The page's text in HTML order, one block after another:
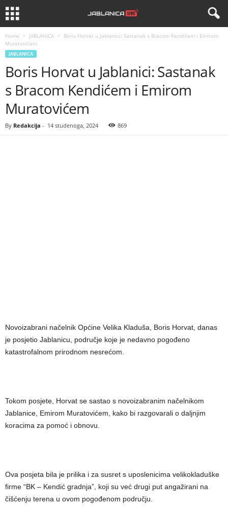
Home JABLANICA
Boris Horvat u Jablanici: Sastanak s Bracom Kendićem i Emirom
Muratovićem
JABLANICA
Boris Horvat u Jablanici: Sastanak
s Bracom Kendićem i Emirom
Muratovićem
By Redakcija - 14 studenoga, 2024 869
Novoizabrani načelnik Općine Velika Kladuša, Boris Horvat, danas
je posjetio Jablanicu, područje koje je nedavno pogođeno
katastrofalnom prirodnom nesrećom.
Tokom posjete, Horvat se sastao s novoizabranim načelnikom
Jablanice, Emirom Muratovićem, kako bi razgovarali o daljnjim
koracima za pomoć i obnovu.
Ova posjeta bila je prilika i za susret s uposlenicima velikokladuške
firme “BK – Kendić gradnja”, koji su već drugi put angažirani na
čišćenju terena u ovom pogođenom području.